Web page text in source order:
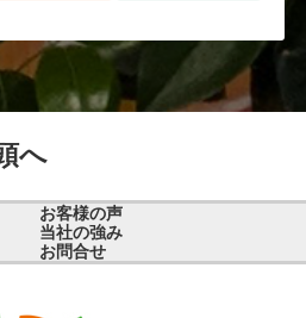
へ
お客様の声
当社の強み
お問合せ